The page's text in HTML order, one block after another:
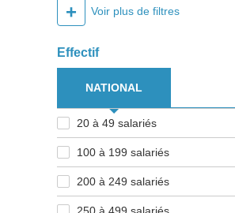
+ Voir plus de filtres
Effectif
NATIONAL
20 à 49 salariés
100 à 199 salariés
200 à 249 salariés